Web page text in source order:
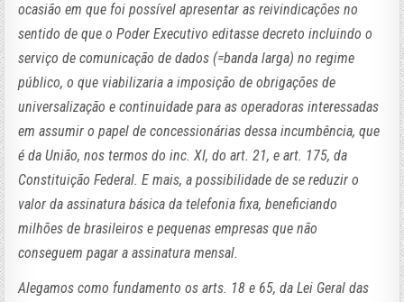
ocasião em que foi possível apresentar as reivindicações no
sentido de que o Poder Executivo editasse decreto incluindo o
serviço de comunicação de dados (=banda larga) no regime
público, o que viabilizaria a imposição de obrigações de
universalização e continuidade para as operadoras interessadas
em assumir o papel de concessionárias dessa incumbência, que
é da União, nos termos do inc. XI, do art. 21, e art. 175, da
Constituição Federal. E mais, a possibilidade de se reduzir o
valor da assinatura básica da telefonia fixa, beneficiando
milhões de brasileiros e pequenas empresas que não
conseguem pagar a assinatura mensal.
Alegamos como fundamento os arts. 18 e 65, da Lei Geral das